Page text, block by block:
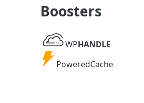
Boosters
WP
Handle
WPHANDLE
Powered
PoweredCache